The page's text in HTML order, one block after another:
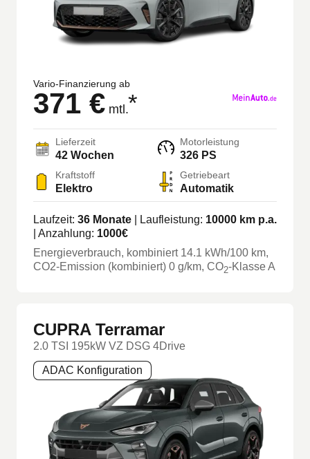
Vario-Finanzierung ab
371 € mtl.*
Lieferzeit
42 Wochen
Motorleistung
326 PS
Kraftstoff
Elektro
Getriebeart
Automatik
Laufzeit: 36 Monate | Laufleistung: 10000 km p.a.
| Anzahlung: 1000€
Energieverbrauch, kombiniert 14.1 kWh/100 km,
CO2-Emission (kombiniert) 0 g/km, CO2-KlasseA
CUPRA Terramar
2.0 TSI 195kW VZ DSG 4Drive
ADAC Konfiguration